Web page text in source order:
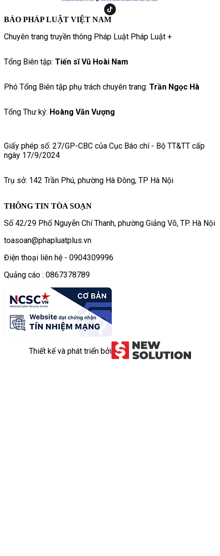
BÁO PHÁP LUẬT VIỆT NAM
Chuyên trang truyền thông Pháp Luật Pháp Luật +
Tổng Biên tập: Tiến sĩ Vũ Hoài Nam
Phó Tổng Biên tập phụ trách chuyên trang: Trần Ngọc Hà
Tổng Thư ký: Hoàng Văn Vượng
Giấy phép số: 27/GP-CBC của Cục Báo chí - Bộ TT&TT cấp
ngày 17/9/2024
Trụ sở: 142 Trần Phú, phường Hà Đông, TP Hà Nội
THÔNG TIN TÒA SOẠN
Số 42/29 Phố Nguyễn Chí Thanh, phường Giảng Võ, TP. Hà Nội
toasoan@phapluatplus.vn
Điện thoại liên hệ - 0904309996
Quảng cáo : 0867378789
Thiết kế và phát triển bởi